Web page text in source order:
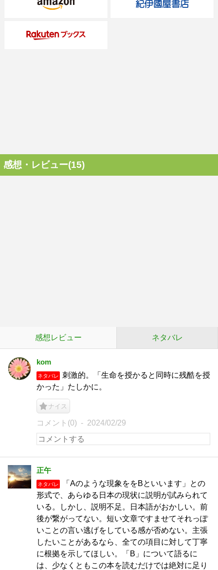
感想・レビュー(15)
感想レビュー ネタバレ
kom
ネタバレ
刺激的。「生命を授かると同時に残酷を授
かった」たしかに。
ナイス
コメント(0) 2024/02/29
正午
ネタバレ
「Aのような現象ををBといいます」との
形式で、あらゆる日本の現状に説明が試みられて
いる。しかし、説明不足。日本語がおかしい。前
後が繋がってない。短い文章ですませてそれっぽ
いことの言い逃げをしている感が否めない。主張
したいことがあるなら、全ての項目に対して丁寧
に根拠を示してほしい。「B」について語るに
は、少なくともこの本を読むだけでは絶対に足り